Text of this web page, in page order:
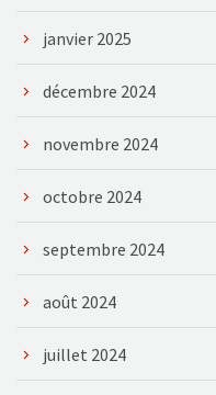
janvier 2025
décembre 2024
novembre 2024
octobre 2024
septembre 2024
août 2024
juillet 2024